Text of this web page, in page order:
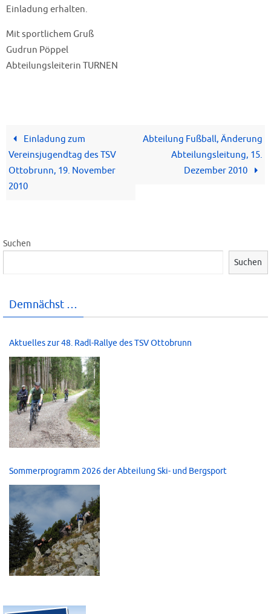
Einladung erhalten.
Mit sportlichem Gruß
Gudrun Pöppel
Abteilungsleiterin TURNEN
Einladung zum
Vereinsjugendtag des TSV
Ottobrunn, 19. November
2010
Abteilung Fußball, Änderung
Abteilungsleitung, 15.
Dezember 2010
Suchen
Suchen
Demnächst …
Aktuelles zur 48. Radl-Rallye des TSV Ottobrunn
Sommerprogramm 2026 der Abteilung Ski- und Bergsport